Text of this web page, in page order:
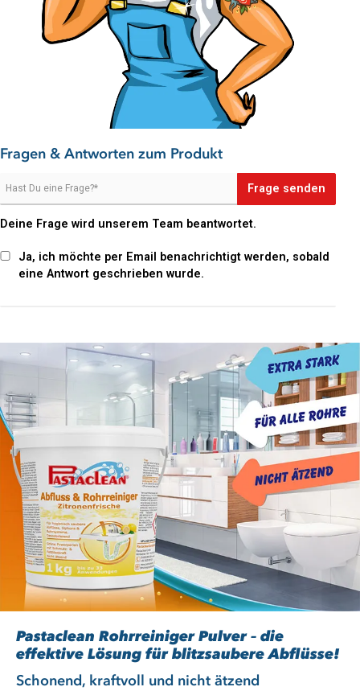
Machen Sie sich die Hausarbeit leichter und bestellen Sie den
Pastaclean Rohrreiniger gleich hier im Onlineshop!
Fragen & Antworten zum Produkt
Frage senden
Deine Frage wird unserem Team beantwortet.
Ja, ich möchte per Email benachrichtigt werden, sobald
eine Antwort geschrieben wurde.
Pastaclean Rohrreiniger Pulver – die
effektive Lösung für blitzsaubere Abflüsse!
Schonend, kraftvoll und nicht ätzend